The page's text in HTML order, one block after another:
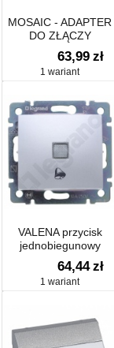
MOSAIC - ADAPTER
DO ZŁĄCZY
POJEDYNCZYCH
KEYSTONE BIAŁY
63,99 zł
1 wariant
VALENA przycisk
jednobiegunowy
podświetlany
zsymbolem dzwonka
64,44 zł
1 wariant